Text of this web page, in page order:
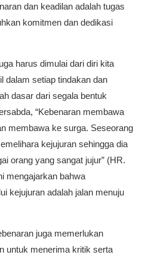
dan keadilan adalah tugas
komitmen dan dedikasi
harus dimulai dari diri kita
dalam setiap tindakan dan
dasar dari segala bentuk
“Kebenaran membawa
membawa ke surga. Seseorang
kejujuran sehingga dia
orang yang sangat jujur” (HR.
mengajarkan bahwa
kejujuran adalah jalan menuju
juga memerlukan
untuk menerima kritik serta